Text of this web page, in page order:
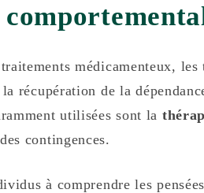
médicamenteux,
récupération de la
utilisées sont la
contingences.
à comprendre les